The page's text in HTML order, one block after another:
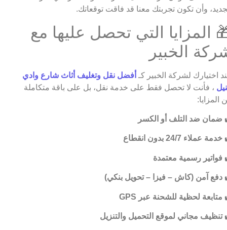
وأن تكون تجربتك معنا قد فاقت توقعاتك.
المزايا التي تحصل عليها مع
الخبير
اختيارك لشركة الخبير كـ أفضل نقل وتغليف أثاث شارع وادي
، فأنت لا تحصل فقط على خدمة نقل، بل على باقة متكاملة
المزايا:
ضمان ضد التلف أو الكسر
خدمة عملاء 24/7 بدون انقطاع
فواتير رسمية معتمدة
دفع آمن (كاش – فيزا – تحويل بنكي)
متابعة لحظية للشحنة عبر GPS
تنظيف مجاني لموقع التحميل والتنزيل